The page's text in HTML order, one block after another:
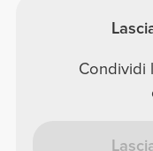
Condividi